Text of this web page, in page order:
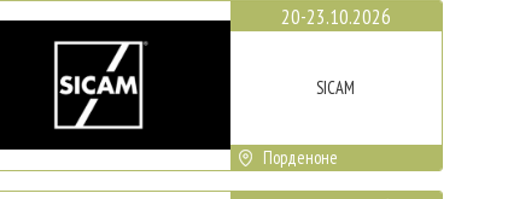
20-23.10.2026
SICAM
Порденоне